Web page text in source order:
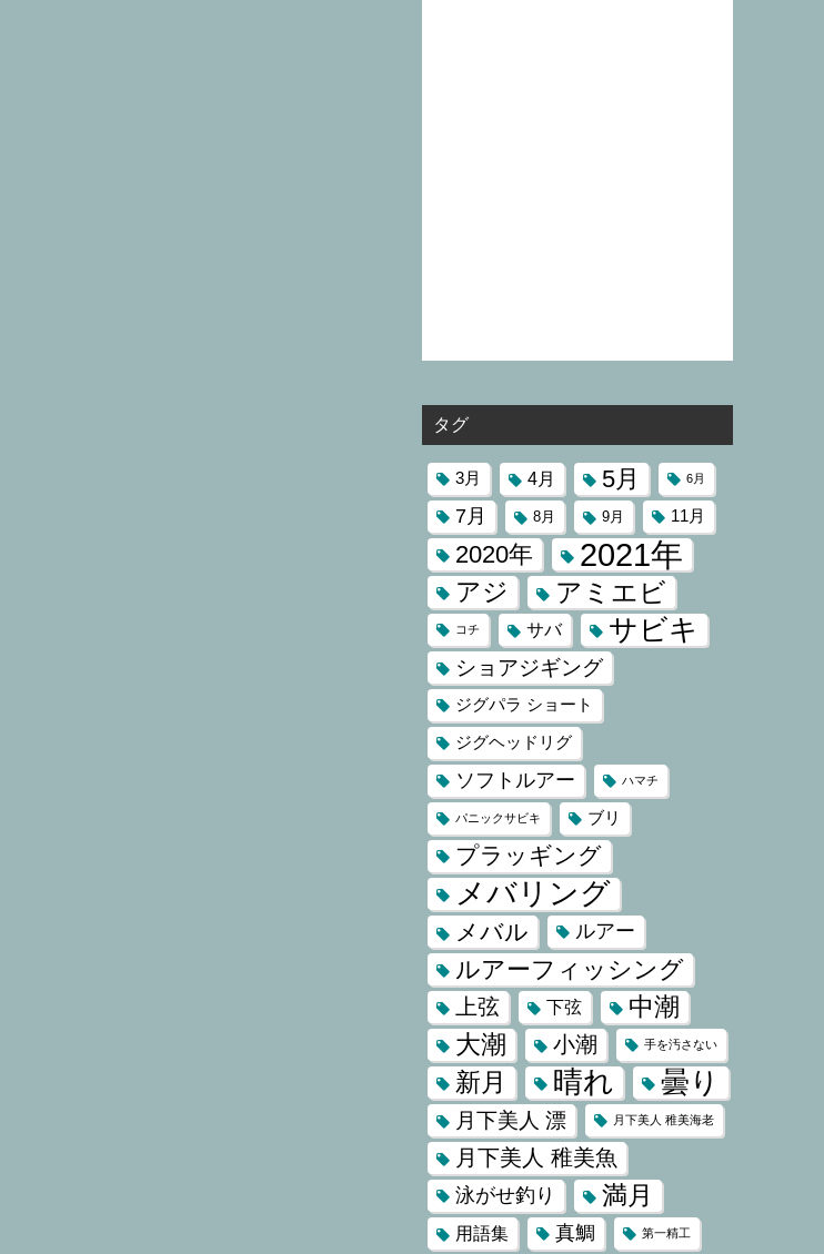
タグ
3月 4月 5月 6月
7月 8月 9月 11月
2020年 2021年
アジ アミエビ
コチ サバ サビキ
ショアジギング
ジグパラ ショート
ジグヘッドリグ
ソフトルアー ハマチ
パニックサビキ ブリ
プラッギング
メバリング
メバル ルアー
ルアーフィッシング
上弦 下弦
中潮
大潮
小潮 手を汚さない
新月 晴れ 曇り
月下美人 漂 月下美人 稚美海老
月下美人 稚美魚
泳がせ釣り 満月
用語集 真鯛 第一精工